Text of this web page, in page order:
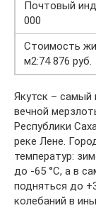
Почтовый
000
Стоимость
м2:74 876 руб.
Якутск – самый
вечной
Республики
реке Лене.
температур:
до -65 °С, а в
подняться до
колебаний в